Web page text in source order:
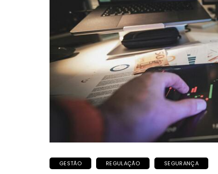
GESTÃO REGULAÇÃO SEGURANÇA